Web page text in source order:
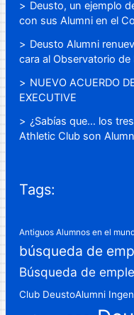
Deusto, un ejemplo
con sus Alumni en el
Deusto Alumni
cara al Observatorio
NUEVO ACUERDO
EXECUTIVE
¿Sabías que… los
Athletic Club son
Tags:
Antiguos Alumnos en el
búsqueda de
Búsqueda de
Club DeustoAlumni